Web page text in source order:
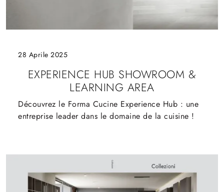
28 Aprile 2025
EXPERIENCE HUB SHOWROOM &
LEARNING AREA
Découvrez le Forma Cucine Experience Hub : une
entreprise leader dans le domaine de la cuisine !